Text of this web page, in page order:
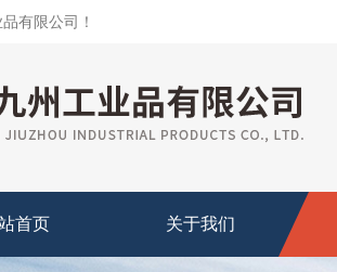
有限公司！
首页 关于我们